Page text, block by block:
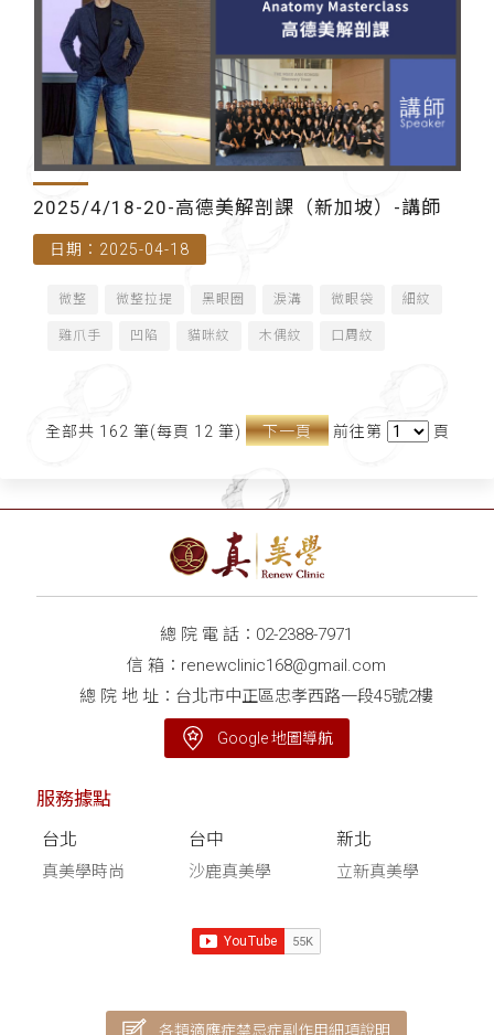
2025/4/18-20-高德美解剖課（新加坡）-講師
日期：2025-04-18
微整 微整拉提 黑眼圈 淚溝 微眼袋 細紋
雞爪手 凹陷 貓咪紋 木偶紋 口周紋
全部共 162 筆(每頁 12 筆) 下一頁 前往第 頁
總 院 電 話： 02-2388-7971
信 箱： renewclinic168@gmail.com
總 院 地 址：台北市中正區忠孝西路一段45號2樓
Google 地圖導航
服務據點
台北
真美學時尚
台中
沙鹿真美學
新北
立新真美學
各類適應症禁忌症副作用細項說明